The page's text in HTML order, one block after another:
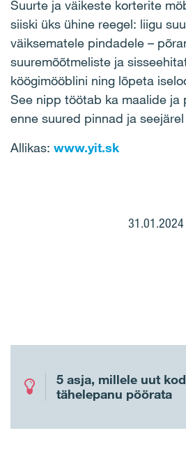
Suurte ja väikeste korterite
siiski üks ühine reegel: liigu
väiksematele pindadele –
suuremõõtmeliste ja
köögimööblini ning lõpeta
See nipp töötab ka maalide ja
enne suured pinnad ja
Allikas: www.yit.sk
31.01.2024
5 asja, millele uut
tähelepanu pöörata